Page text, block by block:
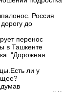
Россия
до
перенос
в Ташкенте
"Дорожная
ли у